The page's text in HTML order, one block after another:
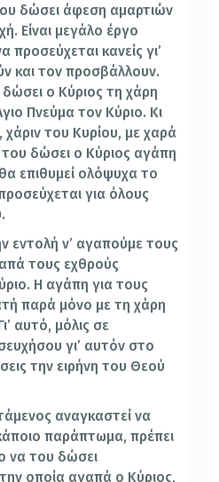
δώσει άφεση αμαρτιών
Είναι μεγάλο έργο
κανείς γι’
και τον προσβάλλουν.
ο Κύριος τη χάρη
Πνεύμα τον Κύριο. Κι
χάριν του Κυρίου, με χαρά
του δώσει ο Κύριος αγάπη
επιθυμεί ολόψυχα το
για όλους
εντολή ν’ αγαπούμε τους
τους εχθρούς
Η αγάπη για τους
παρά μόνο με τη χάρη
αυτό, μόλις σε
γι’ αυτόν στο
την ειρήνη του Θεού
αναγκαστεί να
παράπτωμα, πρέπει
να του δώσει
οποία αγαπά ο Κύριος,